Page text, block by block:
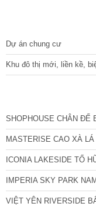
Dự án chung cư
Khu đô thị mới, liền kề,
SHOPHOUSE CHÂN ĐẾ
MASTERISE CAO XÀ
ICONIA LAKESIDE TỐ
IMPERIA SKY PARK
VIỆT YÊN RIVERSIDE